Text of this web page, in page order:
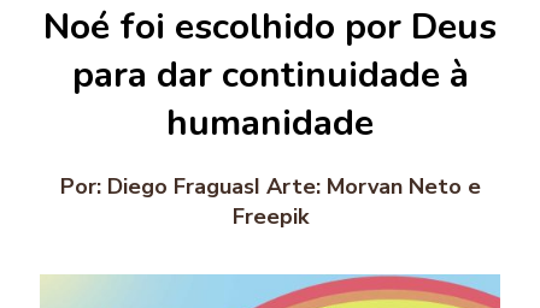
Noé foi escolhido por Deus
para dar continuidade à
humanidade
Por: Diego FraguasI Arte: Morvan Neto e
Freepik